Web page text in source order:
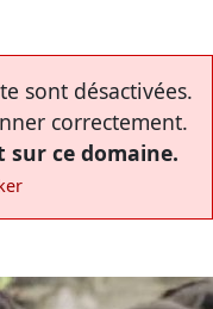
sont désactivées.
correctement.
sur ce domaine.